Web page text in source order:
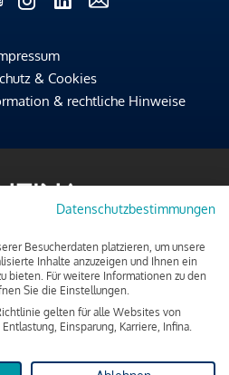
& Cookies
& rechtliche Hinweise
Datenschutzbestimmungen
Besucherdaten platzieren, um unsere
Inhalte anzuzeigen und Ihnen ein
bieten. Für weitere Informationen zu den
Sie die Einstellungen.
gelten für alle Websites von
Einsparung, Karriere, Infina.